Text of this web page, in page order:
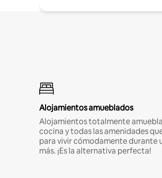
Alojamientos amueblados
Alojamientos totalmente
cocina y todas las amenidades
para vivir cómodamente durante
más. ¡Es la alternativa perfecta!